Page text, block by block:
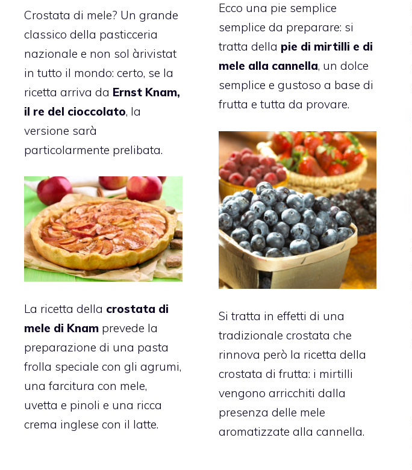
Crostata di mele? Un grande
classico della pasticceria
nazionale e non sol àrivistat
in tutto il mondo: certo, se la
ricetta arriva da Ernst Knam,
il re del cioccolato, la
versione sarà
particolarmente prelibata.
La ricetta della crostata di
mele di Knam prevede la
preparazione di una pasta
frolla speciale con gli agrumi,
una farcitura con mele,
uvetta e pinoli e una ricca
crema inglese con il latte.
Ecco una pie semplice
semplice da preparare: si
tratta della pie di mirtilli e di
mele alla cannella, un dolce
semplice e gustoso a base di
frutta e tutta da provare.
Si tratta in effetti di una
tradizionale crostata che
rinnova però la ricetta della
crostata di frutta: i mirtilli
vengono arricchiti dalla
presenza delle mele
aromatizzate alla cannella.